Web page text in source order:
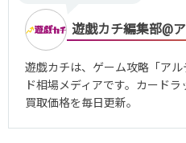
遊戯カチ編集部@
遊戯カチは、ゲーム攻略「ア
ド相場メディアです。カード
買取価格を毎日更新。